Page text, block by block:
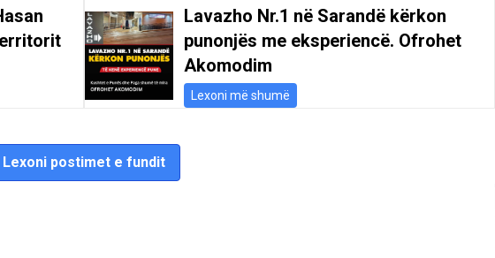
Lavazho Nr.1 në Sarandë kërkon
punonjës me eksperiencë. Ofrohet
Akomodim
Lexoni më shumë
Lexoni postimet e fundit